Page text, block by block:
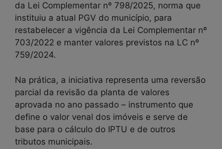
da Lei Complementar nº 798/2025, norma que
instituiu a atual PGV do município, para
restabelecer a vigência da Lei Complementar nº
703/2022 e manter valores previstos na LC nº
759/2024.
Na prática, a iniciativa representa uma reversão
parcial da revisão da planta de valores
aprovada no ano passado – instrumento que
define o valor venal dos imóveis e serve de
base para o cálculo do IPTU e de outros
tributos municipais.